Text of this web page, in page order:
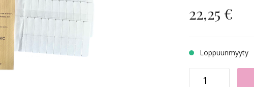
22,25 €
Loppuunmyyty